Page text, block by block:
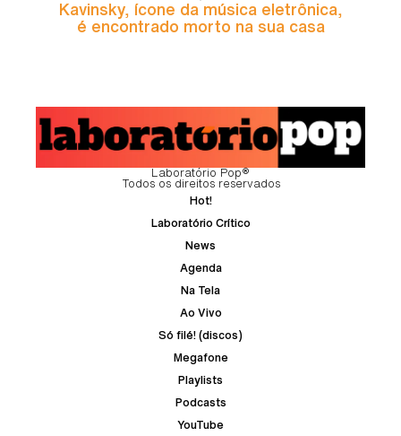
Kavinsky, ícone da música eletrônica,
é encontrado morto na sua casa
Laboratório Pop®
Todos os direitos reservados
Hot!
Laboratório Crítico
News
Agenda
Na Tela
Ao Vivo
Só filé! (discos)
Megafone
Playlists
Podcasts
YouTube